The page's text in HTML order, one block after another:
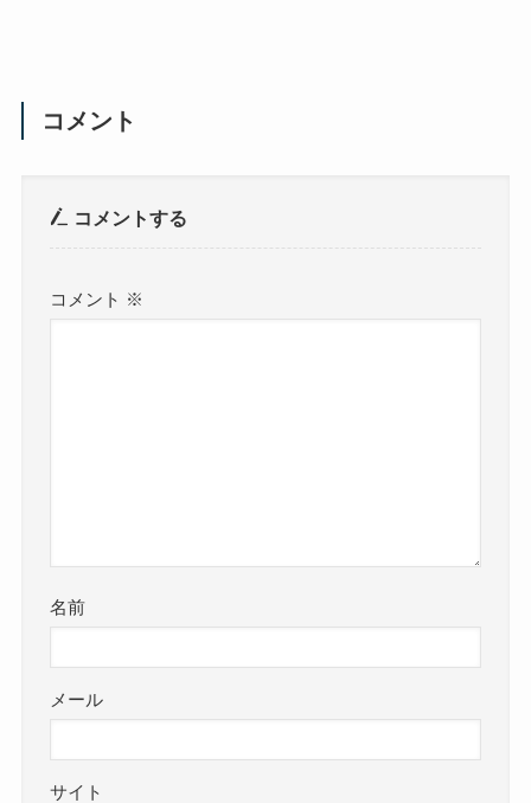
コメント
コメントする
コメント ※
名前
メール
サイト